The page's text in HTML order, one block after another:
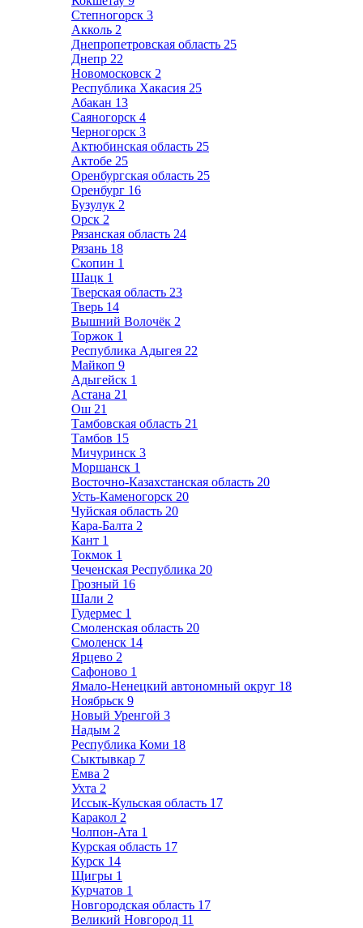
Степногорск 3
Акколь 2
Днепропетровская область 25
Днепр 22
Новомосковск 2
Республика Хакасия 25
Абакан 13
Саяногорск 4
Черногорск 3
Актюбинская область 25
Актобе 25
Оренбургская область 25
Оренбург 16
Бузулук 2
Орск 2
Рязанская область 24
Рязань 18
Скопин 1
Шацк 1
Тверская область 23
Тверь 14
Вышний Волочёк 2
Торжок 1
Республика Адыгея 22
Майкоп 9
Адыгейск 1
Астана 21
Ош 21
Тамбовская область 21
Тамбов 15
Мичуринск 3
Моршанск 1
Восточно-Казахстанская область 20
Усть-Каменогорск 20
Чуйская область 20
Кара-Балта 2
Кант 1
Токмок 1
Чеченская Республика 20
Грозный 16
Шали 2
Гудермес 1
Смоленская область 20
Смоленск 14
Ярцево 2
Сафоново 1
Ямало-Ненецкий автономный округ 18
Ноябрьск 9
Новый Уренгой 3
Надым 2
Республика Коми 18
Сыктывкар 7
Емва 2
Ухта 2
Иссык-Кульская область 17
Каракол 2
Чолпон-Ата 1
Курская область 17
Курск 14
Щигры 1
Курчатов 1
Новгородская область 17
Великий Новгород 11